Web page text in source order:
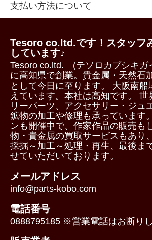
支払い方法について
Tesoro co.ltd.です！スタッフ
しています♪
Tesoro co.ltd. (テソロカブシキガ
に高知県で創業。貴金属・天然石
として今日に至ります。 大阪南
えています。本社は高知です。 世
リーパーツ、アクセサリー・ジュ
鉱物の加工や修理も承っています
ンも開催中で、作家作品の販売も
物・貴金属の買取サービスもあり
採掘～加工～処理・再生、最後ま
せていただいております。
メールアドレス
info@parts-kobo.com
電話番号
0888795185 ※営業電話はお断りし